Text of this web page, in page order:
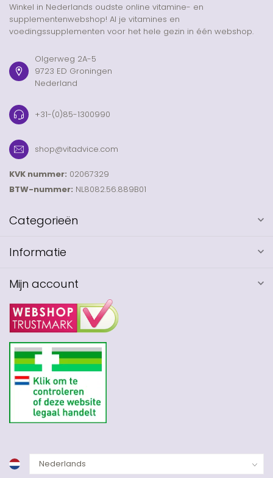
Winkel in Nederlands oudste online vitamine- en
supplementenwebshop! Al je vitamines en
voedingssupplementen voor het hele gezin in één webshop.
Olgerweg 2A-5
9723 ED Groningen
Nederland
+31-(0)85-1300990
shop@vitadvice.com
KVK nummer: 02067329
BTW-nummer: NL8082.56.889B01
Categorieën
Informatie
Mijn account